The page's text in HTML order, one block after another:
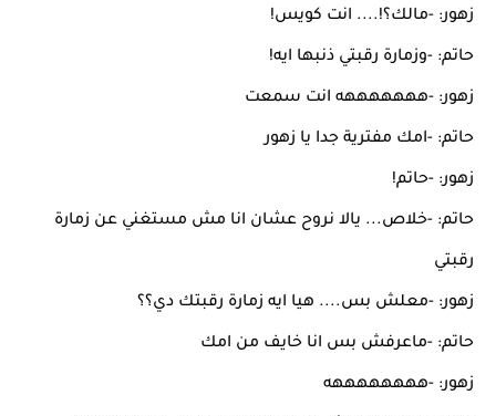
زهور: -مالك؟!.... انت كويس!
حاتم: -وزمارة رقبتي ذنبها ايه!
زهور: -هههههههه انت سمعت
حاتم: -امك مفترية جدا يا زهور
زهور: -حاتم!
حاتم: -خلاص... يالا نروح عشان انا مش مستغني عن زمارة
رقبتي
زهور: -معلش بس.... هيا ايه زمارة رقبتك دي؟؟
حاتم: -ماعرفش بس انا خايف من امك
زهور: -ههههههههه